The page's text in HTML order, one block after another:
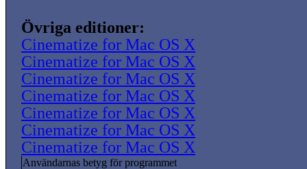
Övriga editioner:
Cinematize for Mac OS X
Cinematize for Mac OS X
Cinematize for Mac OS X
Cinematize for Mac OS X
Cinematize for Mac OS X
Cinematize for Mac OS X
Cinematize for Mac OS X
Användarnas betyg för programmet